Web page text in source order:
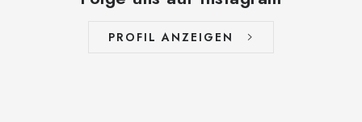
PROFIL ANZEIGEN